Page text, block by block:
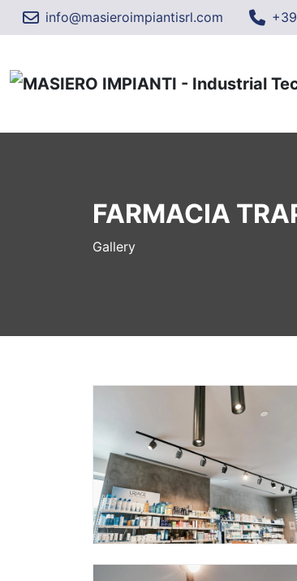
info@masieroimpiantisrl.com
FARMACIA
Gallery